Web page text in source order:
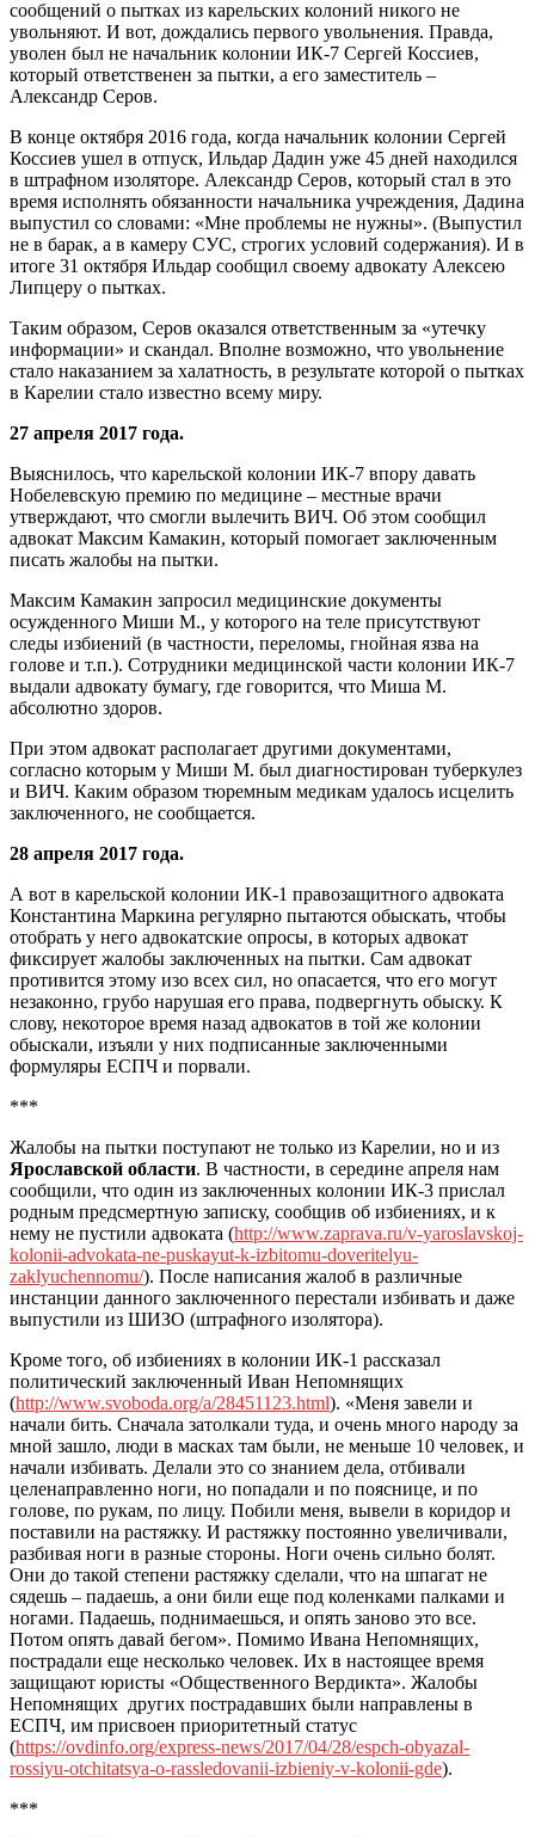
сообщений о пытках из карельских колоний никого не
увольняют. И вот, дождались первого увольнения. Правда,
уволен был не начальник колонии ИК-7 Сергей Коссиев,
который ответственен за пытки, а его заместитель –
Александр Серов.
В конце октября 2016 года, когда начальник колонии Сергей
Коссиев ушел в отпуск, Ильдар Дадин уже 45 дней находился
в штрафном изоляторе. Александр Серов, который стал в это
время исполнять обязанности начальника учреждения, Дадина
выпустил со словами: «Мне проблемы не нужны». (Выпустил
не в барак, а в камеру СУС, строгих условий содержания). И в
итоге 31 октября Ильдар сообщил своему адвокату Алексею
Липцеру о пытках.
Таким образом, Серов оказался ответственным за «утечку
информации» и скандал. Вполне возможно, что увольнение
стало наказанием за халатность, в результате которой о пытках
в Карелии стало известно всему миру.
27 апреля 2017 года.
Выяснилось, что карельской колонии ИК-7 впору давать
Нобелевскую премию по медицине – местные врачи
утверждают, что смогли вылечить ВИЧ. Об этом сообщил
адвокат Максим Камакин, который помогает заключенным
писать жалобы на пытки.
Максим Камакин запросил медицинские документы
осужденного Миши М., у которого на теле присутствуют
следы избиений (в частности, переломы, гнойная язва на
голове и т.п.). Сотрудники медицинской части колонии ИК-7
выдали адвокату бумагу, где говорится, что Миша М.
абсолютно здоров.
При этом адвокат располагает другими документами,
согласно которым у Миши М. был диагностирован туберкулез
и ВИЧ. Каким образом тюремным медикам удалось исцелить
заключенного, не сообщается.
28 апреля 2017 года.
А вот в карельской колонии ИК-1 правозащитного адвоката
Константина Маркина регулярно пытаются обыскать, чтобы
отобрать у него адвокатские опросы, в которых адвокат
фиксирует жалобы заключенных на пытки. Сам адвокат
противится этому изо всех сил, но опасается, что его могут
незаконно, грубо нарушая его права, подвергнуть обыску. К
слову, некоторое время назад адвокатов в той же колонии
обыскали, изъяли у них подписанные заключенными
формуляры ЕСПЧ и порвали.
***
Жалобы на пытки поступают не только из Карелии, но и из
Ярославской области. В частности, в середине апреля нам
сообщили, что один из заключенных колонии ИК-3 прислал
родным предсмертную записку, сообщив об избиениях, и к
нему не пустили адвоката (http://www.zaprava.ru/v-yaroslavskoj-
kolonii-advokata-ne-puskayut-k-izbitomu-doveritelyu-
zaklyuchennomu/). После написания жалоб в различные
инстанции данного заключенного перестали избивать и даже
выпустили из ШИЗО (штрафного изолятора).
Кроме того, об избиениях в колонии ИК-1 рассказал
политический заключенный Иван Непомнящих
(http://www.svoboda.org/a/28451123.html). «Меня завели и
начали бить. Сначала затолкали туда, и очень много народу за
мной зашло, люди в масках там были, не меньше 10 человек, и
начали избивать. Делали это со знанием дела, отбивали
целенаправленно ноги, но попадали и по пояснице, и по
голове, по рукам, по лицу. Побили меня, вывели в коридор и
поставили на растяжку. И растяжку постоянно увеличивали,
разбивая ноги в разные стороны. Ноги очень сильно болят.
Они до такой степени растяжку сделали, что на шпагат не
сядешь – падаешь, а они били еще под коленками палками и
ногами. Падаешь, поднимаешься, и опять заново это все.
Потом опять давай бегом». Помимо Ивана Непомнящих,
пострадали еще несколько человек. Их в настоящее время
защищают юристы «Общественного Вердикта». Жалобы
Непомнящих других пострадавших были направлены в
ЕСПЧ, им присвоен приоритетный статус
(https://ovdinfo.org/express-news/2017/04/28/espch-obyazal-
rossiyu-otchitatsya-o-rassledovanii-izbieniy-v-kolonii-gde).
***